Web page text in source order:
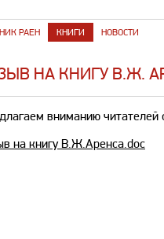
РАЕН КНИГИ НОВОСТИ
НА КНИГУ В.Ж.
вниманию
на книгу В.Ж.Аренса.doc